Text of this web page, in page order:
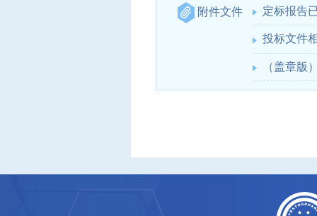
附件文件
定标报告
投标文件
（盖章